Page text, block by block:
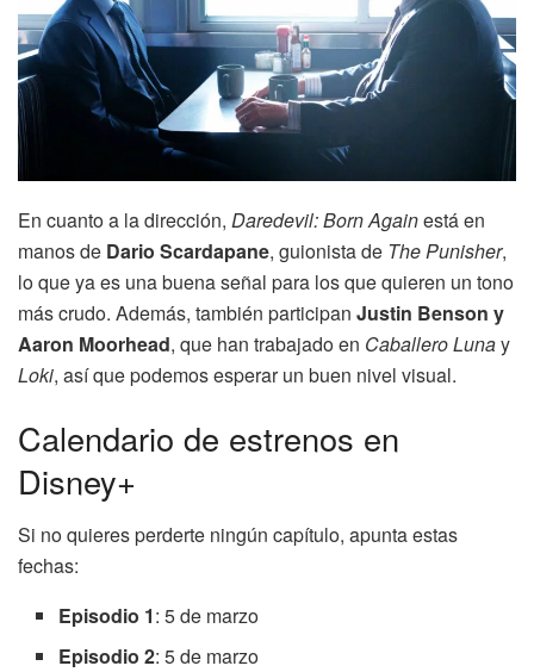
En cuanto a la dirección, Daredevil: Born Againestá en
manos de Dario Scardapane, guionista de The Punisher,
lo que ya es una buena señal para los que quieren un tono
más crudo. Además, también participan Justin Benson y
Aaron Moorhead, que han trabajado en Caballero Lunay
Loki, así que podemos esperar un buen nivel visual.
Calendario de estrenos en
Disney+
Si no quieres perderte ningún capítulo, apunta estas
fechas:
Episodio 1: 5 de marzo
Episodio 2: 5 de marzo